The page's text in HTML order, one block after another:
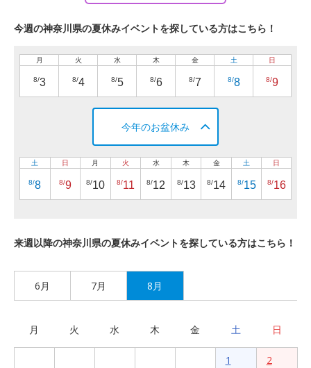
今週の神奈川県の夏休みイベントを探している方はこちら！
月
8/3
火
8/4
水
8/5
木
8/6
金
8/7
土
8/8
日
8/9
今年のお盆休み
土
8/8
日
8/9
月
8/10
火
8/11
水
8/12
木
8/13
金
8/14
土
8/15
日
8/16
来週以降の神奈川県の夏休みイベントを探している方はこちら！
6月 7月 8月
月 火 水 木 金 土 日
1 2